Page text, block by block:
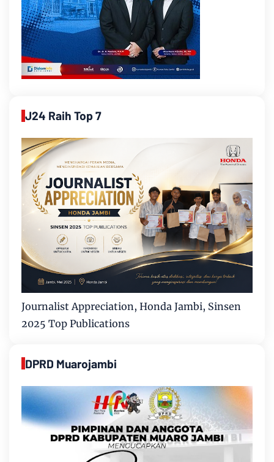
J24 Raih Top 7
Journalist Appreciation, Honda Jambi, Sinsen
2025 Top Publications
DPRD Muarojambi